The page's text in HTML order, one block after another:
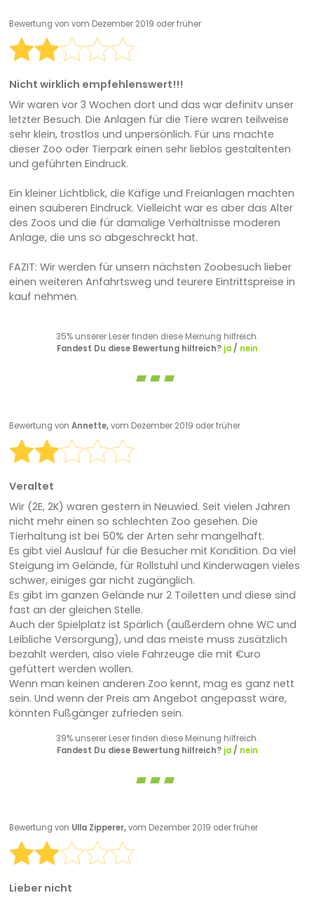
Bewertung von vom Dezember 2019 oder früher
Nicht wirklich empfehlenswert!!!
Wir waren vor 3 Wochen dort und das war definitv unser
letzter Besuch. Die Anlagen für die Tiere waren teilweise
sehr klein, trostlos und unpersönlich. Für uns machte
dieser Zoo oder Tierpark einen sehr lieblos gestaltenten
und geführten Eindruck.
Ein kleiner Lichtblick, die Käfige und Freianlagen machten
einen sauberen Eindruck. Vielleicht war es aber das Alter
des Zoos und die für damalige Verhältnisse moderen
Anlage, die uns so abgeschreckt hat.
FAZIT: Wir werden für unsern nächsten Zoobesuch lieber
einen weiteren Anfahrtsweg und teurere Eintrittspreise in
kauf nehmen.
35% unserer Leser finden diese Meinung hilfreich.
Fandest Du diese Bewertung hilfreich? ja/ nein
Bewertung von Annette,vom Dezember 2019 oder früher
Veraltet
Wir (2E, 2K) waren gestern in Neuwied. Seit vielen Jahren
nicht mehr einen so schlechten Zoo gesehen. Die
Tierhaltung ist bei 50% der Arten sehr mangelhaft.
Es gibt viel Auslauf für die Besucher mit Kondition. Da viel
Steigung im Gelände, für Rollstuhl und Kinderwagen vieles
schwer, einiges gar nicht zugänglich.
Es gibt im ganzen Gelände nur 2 Toiletten und diese sind
fast an der gleichen Stelle.
Auch der Spielplatz ist Spärlich (außerdem ohne WC und
Leibliche Versorgung), und das meiste muss zusätzlich
bezahlt werden, also viele Fahrzeuge die mit €uro
gefüttert werden wollen.
Wenn man keinen anderen Zoo kennt, mag es ganz nett
sein. Und wenn der Preis am Angebot angepasst wäre,
könnten Fußgänger zufrieden sein.
39% unserer Leser finden diese Meinung hilfreich.
Fandest Du diese Bewertung hilfreich? ja/ nein
Bewertung von Ulla Zipperer,vom Dezember 2019 oder früher
Lieber nicht